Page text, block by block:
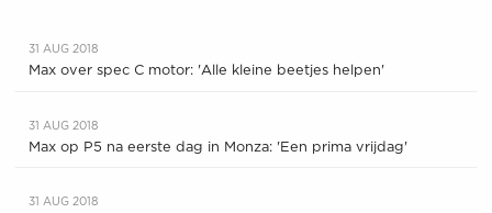
31 AUG 2018
Max over spec C motor: 'Alle kleine beetjes helpen'
31 AUG 2018
Max op P5 na eerste dag in Monza: 'Een prima vrijdag'
31 AUG 2018